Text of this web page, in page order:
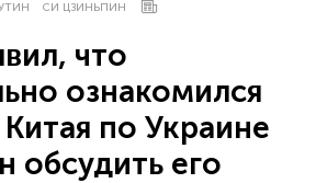
СИ ЦЗИНЬПИН
что
ознакомился
по Украине
обсудить его